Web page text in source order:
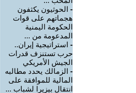
- الحوثيون يكثفون
هجماتهم على قوات
الحكومة اليمنية
المدعومة من ...
- استراتيجية إيران..
حرب تستنزف قدرات
الجيش الأمريكي
- الزمالك يحدد مطالبه
المالية للموافقة على
انتقال بيزيرا لشباب ...